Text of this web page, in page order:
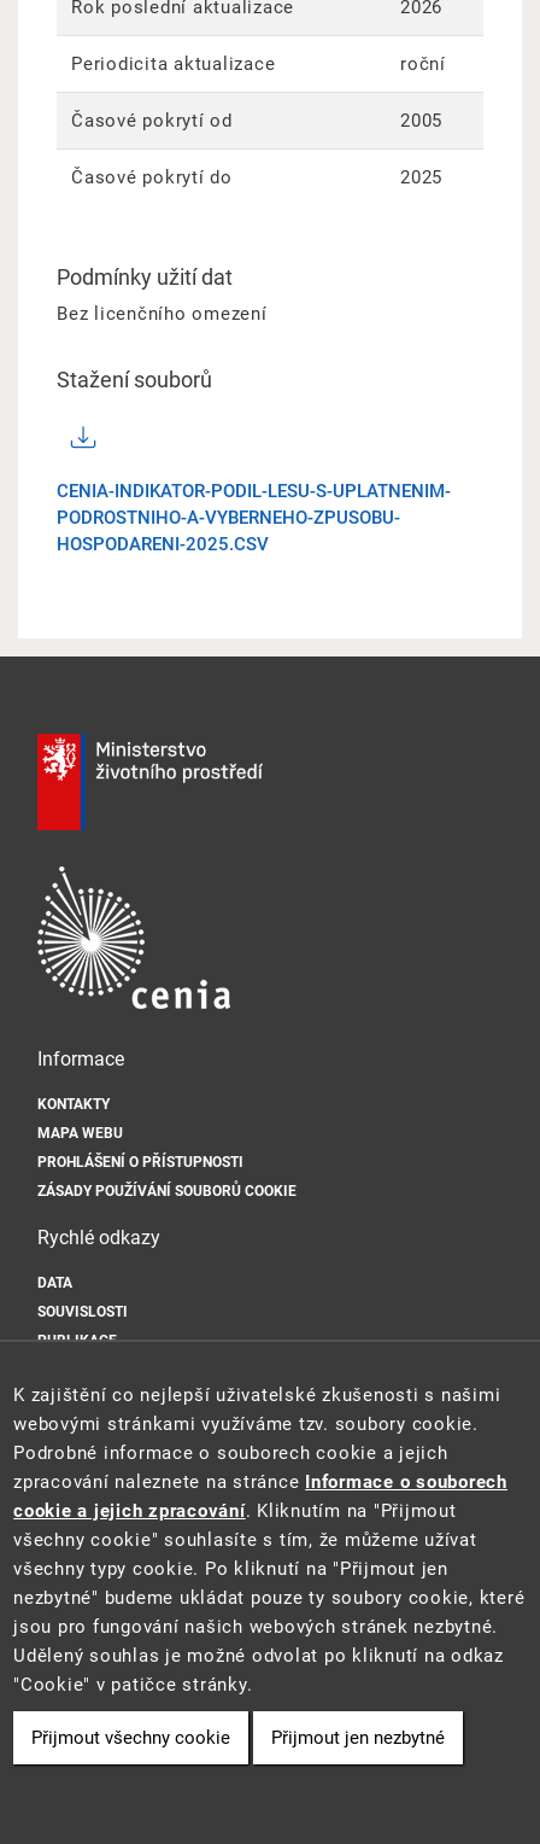
Rok poslední aktualizace 2026
Periodicita aktualizace roční
Časové pokrytí od 2005
Časové pokrytí do 2025
Podmínky užití dat
Bez licenčního omezení
Stažení souborů
CENIA-INDIKATOR-PODIL-LESU-S-UPLATNENIM-
PODROSTNIHO-A-VYBERNEHO-ZPUSOBU-
HOSPODARENI-2025.CSV
Informace
KONTAKTY
MAPA WEBU
PROHLÁŠENÍ O PŘÍSTUPNOSTI
ZÁSADY POUŽÍVÁNÍ SOUBORŮ COOKIE
Rychlé odkazy
DATA
SOUVISLOSTI
PUBLIKACE
Sociální sítě
Tento web je součástí Informačního systému pro statistiku a reporting
(STAR) projektu "Platforma pro statistiku, reporting a analýzy"
(CZ.06.3.05/0.0/0.0/16_028/0006498) financovaného z EU.
2021 ©CENIA a Ministerstvo životního prostředí
• Informace jsou
poskytovány v souladu se zákonem č. 106/1999 Sb., o svobodném
přístupu k informacím.
Cookie
K zajištění co nejlepší uživatelské zkušenosti s našimi
webovými stránkami využíváme tzv. soubory cookie.
Podrobné informace o souborech cookie a jejich
zpracování naleznete na stránce Informace o souborech
cookie a jejich zpracování. Kliknutím na "Přijmout
všechny cookie" souhlasíte s tím, že můžeme užívat
všechny typy cookie. Po kliknutí na "Přijmout jen
nezbytné" budeme ukládat pouze ty soubory cookie, které
jsou pro fungování našich webových stránek nezbytné.
Udělený souhlas je možné odvolat po kliknutí na odkaz
"Cookie" v patičce stránky.
Přijmout všechny cookie Přijmout jen nezbytné